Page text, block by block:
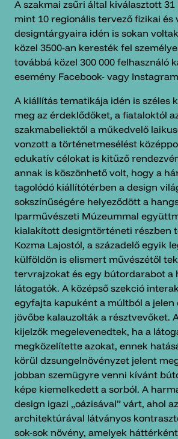
A szakmai zsűri által kiválasztott 31
mint 10 regionális tervező fizikai és
designtárgyaira idén is sokan
közel 3500-an keresték fel
továbbá közel 300 000 felhasználó
esemény Facebook- vagy
A kiállítás tematikája idén is széles
meg az érdeklődőket, a fiataloktól
szakmabeliektől a műkedvelő
vonzott a történetmesélést
edukatív célokat is kitűző
annak is köszönhető volt, hogy a
tagolódó kiállítótérben a design
sokszínűségére helyeződött a
Iparművészeti Múzeummal
kialakított designtörténeti részben
Kozma Lajostól, a századelő egyik
külföldön is elismert művészétől
tervrajzokat és egy bútordarabot a
látogatók. A középső szekció
egyfajta kapuként a múltból a jelen
jövőbe kalauzolták a résztvevőket.
kijelzők megelevenedtek, ha a
megközelítette azokat, ennek
körül dzsungelnövényzet jelent
jobban szemügyre venni kívánt
képe kiemelkedett a sorból. A
design igazi „oázisával” várt, ahol
architektúrával látványos
sok-sok növény, amelyek